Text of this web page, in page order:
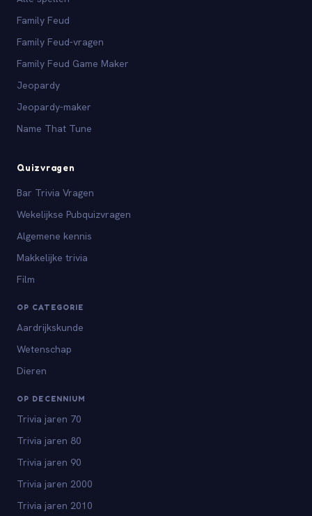
Family Feud
Family Feud-vragen
Family Feud Game Maker
Jeopardy
Jeopardy-maker
Name That Tune
Quizvragen
Bar Trivia Vragen
Wekelijkse Pubquizvragen
Algemene kennis
Makkelijke trivia
Film
OP CATEGORIE
Aardrijkskunde
Wetenschap
Dieren
OP DECENNIUM
Trivia jaren 70
Trivia jaren 80
Trivia jaren 90
Trivia jaren 2000
Trivia jaren 2010